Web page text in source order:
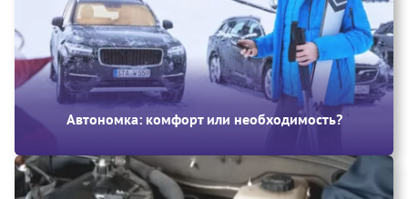
Автономка: комфорт или необходимость?